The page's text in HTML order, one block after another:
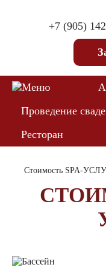
+7 (905)
Проведение
Ресторан
Cтоимость SPA-